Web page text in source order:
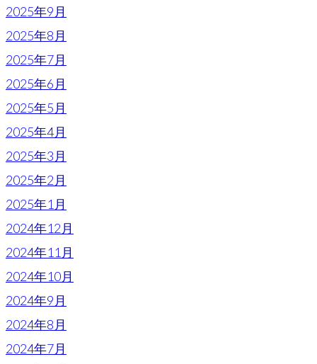
2025年9月
2025年8月
2025年7月
2025年6月
2025年5月
2025年4月
2025年3月
2025年2月
2025年1月
2024年12月
2024年11月
2024年10月
2024年9月
2024年8月
2024年7月